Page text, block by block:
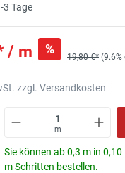
3 Tage
/ m %
19,80 €* (9.6%
zzgl. Versandkosten
m
Sie können ab 0,3 m in 0,10
m Schritten bestellen.